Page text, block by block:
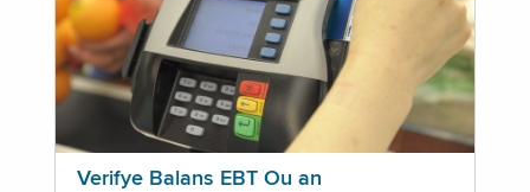
Verifye Balans EBT Ou an